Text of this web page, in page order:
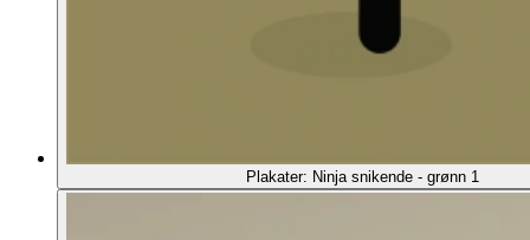
Plakater: Ninja snikende - grønn 1